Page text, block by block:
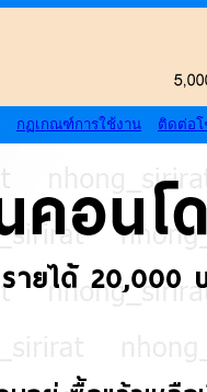
กฏเกณฑ์การใช้งาน ติดต่อ